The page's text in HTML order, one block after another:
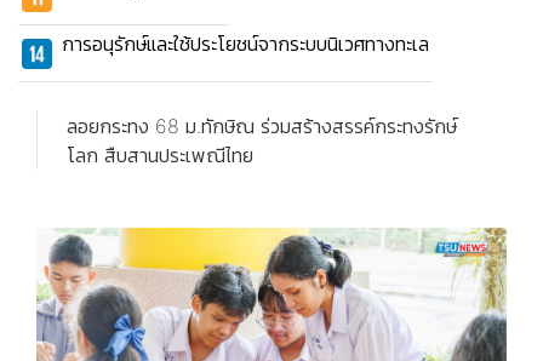
การอนุรักษ์และใช้ประโยชน์จากระบบนิเวศทางทะเล
ลอยกระทง 68 ม.ทักษิณ ร่วมสร้างสรรค์กระทงรักษ์
โลก สืบสานประเพณีไทย